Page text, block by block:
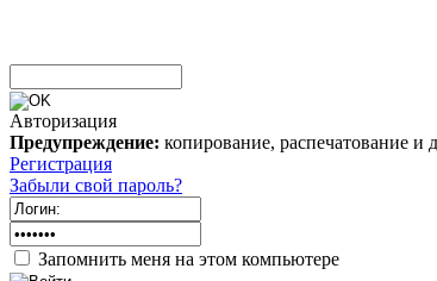
Авторизация
Предупреждение: копирование, распечатование и
Регистрация
Забыли свой пароль?
Запомнить меня на этом компьютере